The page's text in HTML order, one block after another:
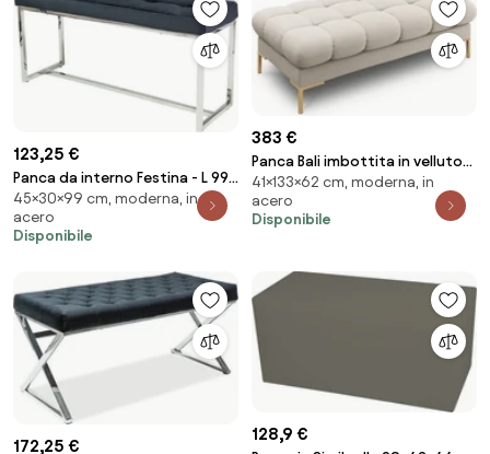
123,25 €
Panca da interno Festina - L 99
x L 30 x H 45 cm
45×30×99 cm, moderna, in
acero
Disponibile
383 €
Panca Bali imbottita in velluto
con gambe oro - L133cm
41×133×62 cm, moderna, in
acero
Disponibile
172,25 €
128,9 €